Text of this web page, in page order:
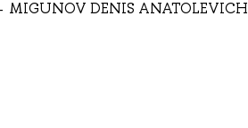
MIGUNOV DENIS ANATOLEVICH